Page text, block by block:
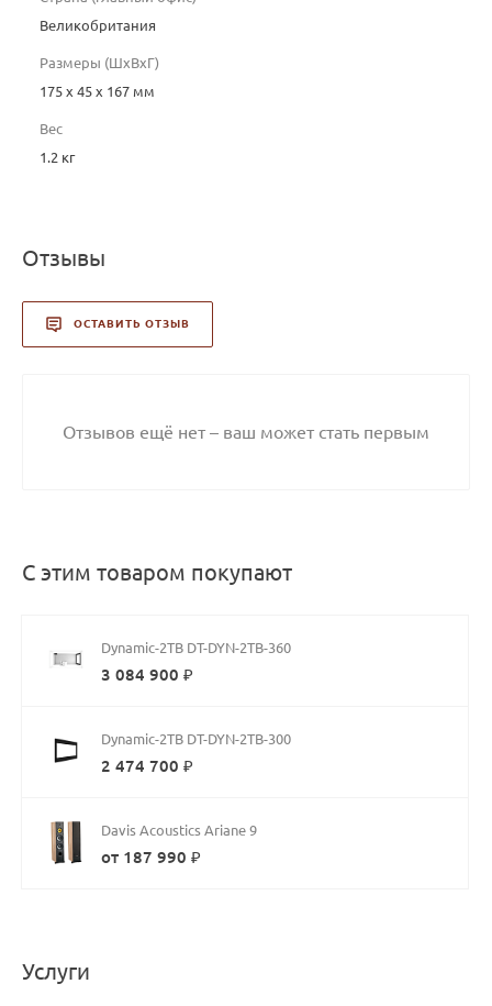
Великобритания
Размеры (ШхВхГ)
175 х 45 х 167 мм
Вес
1.2 кг
Отзывы
ОСТАВИТЬ ОТЗЫВ
Отзывов ещё нет – ваш может стать первым
С этим товаром покупают
Dynamic-2TB DT-DYN-2TB-360
3 084 900 ₽
Dynamic-2TB DT-DYN-2TB-300
2 474 700 ₽
Davis Acoustics Ariane 9
от 187 990 ₽
Услуги